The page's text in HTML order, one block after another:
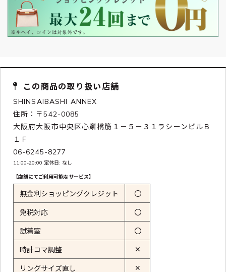
この商品の取り扱い店舗
SHINSAIBASHI ANNEX
住所：〒542-0085
大阪府大阪市中央区心斎橋筋１－５－３１ラシーンビルＢ
１Ｆ
06-6245-8277
11:00-20:00 定休日: なし
【店舗にてご利用可能なサービス】
無金利ショッピングクレジット 〇
免税対応 〇
試着室 〇
時計コマ調整 ✕
リングサイズ直し ✕